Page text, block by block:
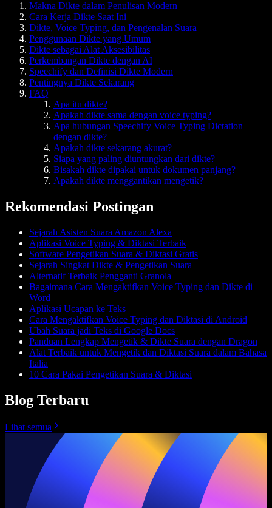
Makna Dikte dalam Penulisan Modern
Cara Kerja Dikte Saat Ini
Dikte, Voice Typing, dan Pengenalan Suara
Penggunaan Dikte yang Umum
Dikte sebagai Alat Aksesibilitas
Perkembangan Dikte dengan AI
Speechify dan Definisi Dikte Modern
Pentingnya Dikte Sekarang
FAQ
Apa itu dikte?
Apakah dikte sama dengan voice typing?
Apa hubungan Speechify Voice Typing Dictation
dengan dikte?
Apakah dikte sekarang akurat?
Siapa yang paling diuntungkan dari dikte?
Bisakah dikte dipakai untuk dokumen panjang?
Apakah dikte menggantikan mengetik?
Rekomendasi Postingan
Sejarah Asisten Suara Amazon Alexa
Aplikasi Voice Typing & Diktasi Terbaik
Software Pengetikan Suara & Diktasi Gratis
Sejarah Singkat Dikte & Pengetikan Suara
Alternatif Terbaik Pengganti Granola
Bagaimana Cara Mengaktifkan Voice Typing dan Dikte di
Word
Aplikasi Ucapan ke Teks
Cara Mengaktifkan Voice Typing dan Diktasi di Android
Ubah Suara jadi Teks di Google Docs
Panduan Lengkap Mengetik & Dikte Suara dengan Dragon
Alat Terbaik untuk Mengetik dan Diktasi Suara dalam Bahasa
Italia
10 Cara Pakai Pengetikan Suara & Diktasi
Blog Terbaru
Lihat semua